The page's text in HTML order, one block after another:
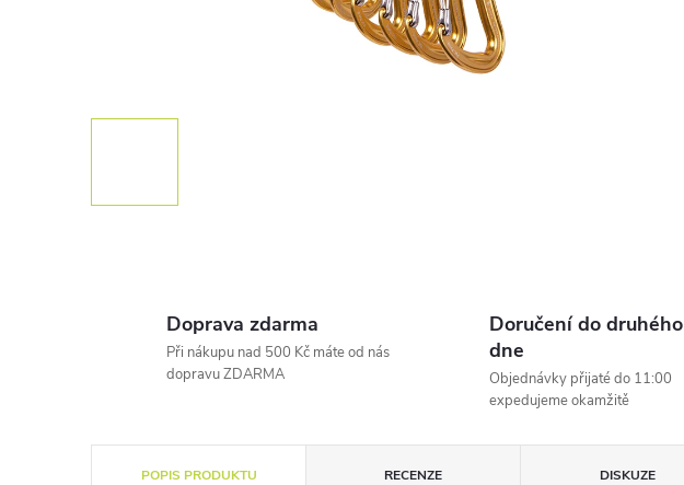
Doprava zdarma
Při nákupu nad 500 Kč máte od nás
dopravu ZDARMA
Doručení do druhého
dne
Objednávky přijaté do 11:00
expedujeme okamžitě
POPIS PRODUKTU RECENZE DISKUZE